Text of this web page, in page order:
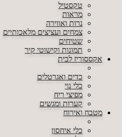
טקסטיל
מראות
נרות ואווירה
צמחים ועציצים מלאכותיים
שטיחים
תמונות וקישוטי קיר
אקססוריז לבית
כדים ואגרטלים
כלי נוי
מפיצי ריח
קערות ומגשים
מטבח ואירוח
כלי איחסון